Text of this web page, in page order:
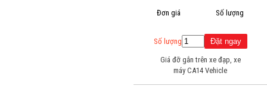
Đơn giá
Số lượng
Số lượng
Giá đỡ gắn trên xe đạp, xe
máy CA14 Vehicle